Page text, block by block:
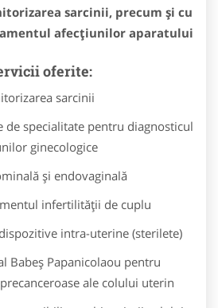
sarcinii, precum și cu
afecțiunilor aparatului
oferite:
sarcinii
de specialitate pentru diagnosticul
ginecologice
și endovaginală
infertilității de cuplu
intra-uterine (sterilete)
Babeș Papanicolaou pentru
ale colului uterin